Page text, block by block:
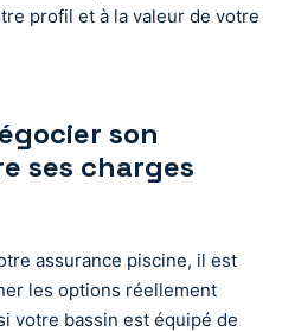
profil et à la valeur de votre
son
ses charges
assurance piscine, il est
les options réellement
votre bassin est équipé de